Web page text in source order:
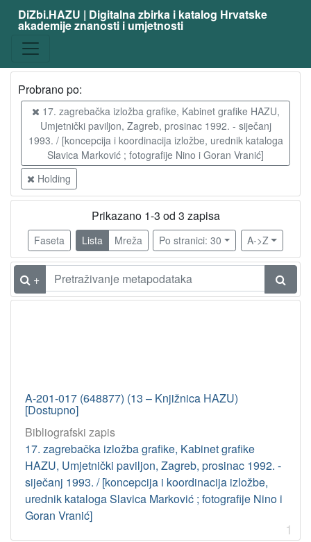
DiZbi.HAZU | Digitalna zbirka i katalog Hrvatske
akademije znanosti i umjetnosti
Probrano po:
17. zagrebačka izložba grafike, Kabinet grafike HAZU,
Umjetnički paviljon, Zagreb, prosinac 1992. - siječanj
1993. / [koncepcija i koordinacija izložbe, urednik kataloga
Slavica Marković ; fotografije Nino i Goran Vranić]
Holding
Prikazano 1-3 od 3 zapisa
Faseta Lista Mreža Po stranici: 30 A->Z
+
A-201-017 (648877) (13 – Knjižnica HAZU)
[Dostupno]
Bibliografski zapis
17. zagrebačka izložba grafike, Kabinet grafike
HAZU, Umjetnički paviljon, Zagreb, prosinac 1992. -
siječanj 1993. / [koncepcija i koordinacija izložbe,
urednik kataloga Slavica Marković ; fotografije Nino i
Goran Vranić]
1